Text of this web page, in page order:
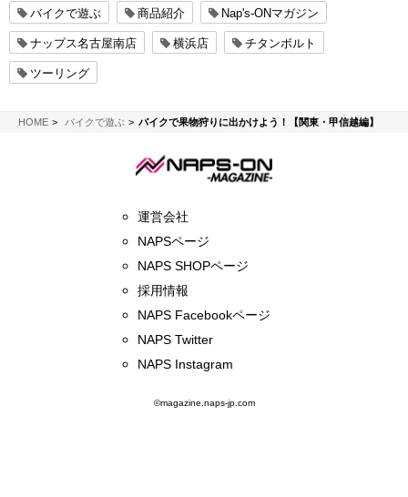
バイクで遊ぶ 商品紹介 Nap's-ONマガジン
ナップス名古屋南店 横浜店 チタンボルト
ツーリング
HOMENAPS-ON マガジン
バイクで遊ぶ バイクで果物狩りに出かけよう！【関東・甲信越編】
運営会社
NAPSページ
NAPS SHOPページ
採用情報
NAPS Facebookページ
NAPS Twitter
NAPS Instagram
©magazine.naps-jp.com